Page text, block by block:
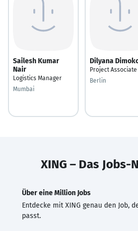
Sailesh Kumar
Nair
Logistics Manager
Mumbai
Dilyana
Project Associate
Berlin
XING – Das Jobs-
Über eine Million Jobs
Entdecke mit XING genau den Job,
passt.